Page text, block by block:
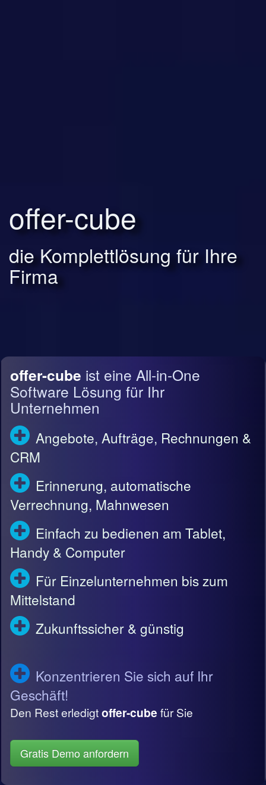
offer-cube
die Komplettlösung für Ihre
Firma
offer-cube ist eine All-in-One
Software Lösung für Ihr
Unternehmen
Angebote, Aufträge, Rechnungen &
CRM
Erinnerung, automatische
Verrechnung, Mahnwesen
Einfach zu bedienen am Tablet,
Handy & Computer
Für Einzelunternehmen bis zum
Mittelstand
Zukunftssicher & günstig
Konzentrieren Sie sich auf Ihr
Geschäft!
Den Rest erledigtoffer-cube für Sie
Gratis Demo anfordern